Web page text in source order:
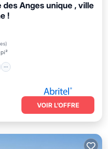
des Anges unique , ville
!
)
remous
VOIR L’OFFRE